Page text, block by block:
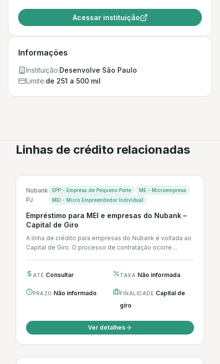
Acessar instituição
Informações
Instituição:Desenvolve São Paulo
Limite:de 251 a 500 mil
Linhas de crédito relacionadas
Nubank
PJ
EPP - Empresa de Pequeno Porte
ME - Microempresa
MEI - Micro Empreendedor Individual
Empréstimo para MEI e empresas do Nubank –
Capital de Giro
A linha de crédito para empresas do Nubank é voltada ao
Capital de Giro. O processo de contratação ocorre
ATÉ Consultar TAXA Não informada
PRAZO Não informado FINALIDADE Capital de
giro
Ver detalhes